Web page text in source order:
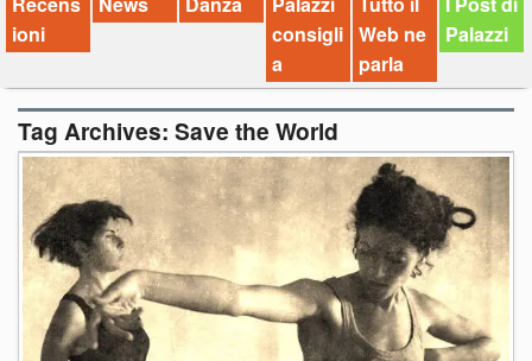
Chi siamo
Contatti
dT in English
ioni
consigli
a
Web ne
parla
Palazzi
Tag Archives: Save the World